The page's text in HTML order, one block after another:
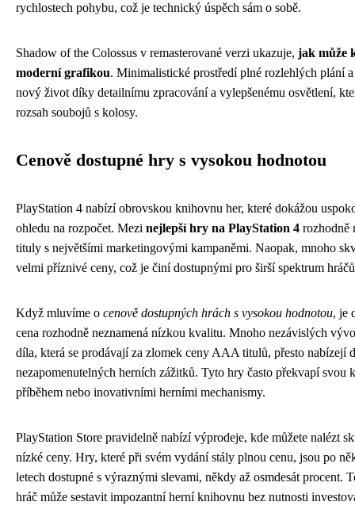
rychlostech pohybu, což je technický úspěch sám o sobě.
Shadow of the Colossus v remasterované verzi ukazuje, jak může
moderní grafikou. Minimalistické prostředí plné rozlehlých plání
nový život díky detailnímu zpracování a vylepšenému osvětlení,
rozsah soubojů s kolosy.
Cenově dostupné hry s vysokou hodnotou
PlayStation 4 nabízí obrovskou knihovnu her, které dokážou
ohledu na rozpočet. Mezi nejlepší hry na PlayStation 4 rozhodně
tituly s největšími marketingovými kampaněmi. Naopak, mnoho
velmi příznivé ceny, což je činí dostupnými pro širší spektrum
Když mluvíme o cenově dostupných hrách s vysokou hodnotou, je
cena rozhodně neznamená nízkou kvalitu. Mnoho nezávislých
díla, která se prodávají za zlomek ceny AAA titulů, přesto nabízejí
nezapomenutelných herních zážitků. Tyto hry často překvapí svou
příběhem nebo inovativními herními mechanismy.
PlayStation Store pravidelně nabízí výprodeje, kde můžete nalézt
nízké ceny. Hry, které při svém vydání stály plnou cenu, jsou po
letech dostupné s výraznými slevami, někdy až osmdesát procent.
hráč může sestavit impozantní herní knihovnu bez nutnosti